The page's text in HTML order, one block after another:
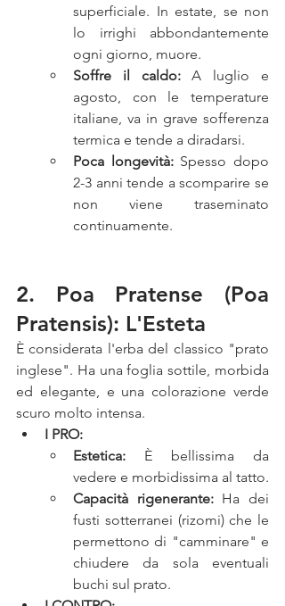
superficiale. In estate, se non
lo irrighi abbondantemente
ogni giorno, muore.
Soffre il caldo: A luglio e
agosto, con le temperature
italiane, va in grave sofferenza
termica e tende a diradarsi.
Poca longevità: Spesso dopo
2-3 anni tende a scomparire se
non viene traseminato
continuamente.
2. Poa Pratense (Poa
Pratensis): L'Esteta
È considerata l'erba del classico "prato
inglese". Ha una foglia sottile, morbida
ed elegante, e una colorazione verde
scuro molto intensa.
I PRO:
Estetica: È bellissima da
vedere e morbidissima al tatto.
Capacità rigenerante: Ha dei
fusti sotterranei (rizomi) che le
permettono di "camminare" e
chiudere da sola eventuali
buchi sul prato.